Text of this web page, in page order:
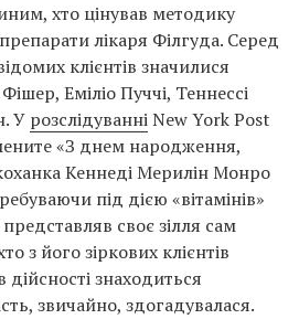
хто цінував методику
лікаря Філгуда. Серед
клієнтів значилися
Еміліо Пуччі, Теннессі
У розслідуванніNew York Post
«З днем ​​народження,
Кеннеді Мерилін Монро
під дією «вітамінів»
своє зілля сам
з його зіркових клієнтів
знаходиться
звичайно, здогадувалася.